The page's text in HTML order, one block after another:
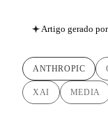
Artigo gerado
ANTHROPIC
XAI MEDIA